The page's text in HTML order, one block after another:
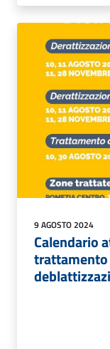
9 AGOSTO 2024
Calendario